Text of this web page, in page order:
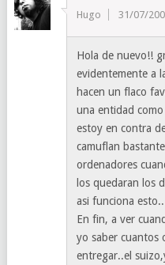
Hugo 31/07/
Hola de nuevo!!
evidentemente a
hacen un flaco
una entidad
estoy en contra
camuflan
ordenadores
los quedaran los
asi funciona esto..
En fin, a ver
yo saber cuantos
entregar..el